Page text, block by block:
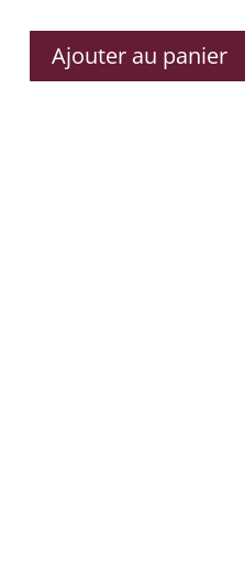
QUANTITÉAjouter au panier